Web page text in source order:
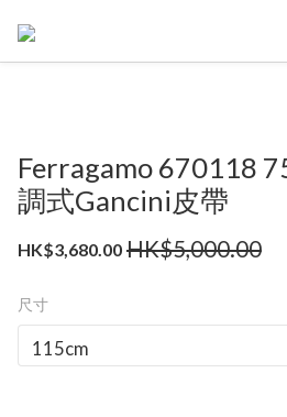
Ferragamo 670118
調式Gancini皮帶
HK$3,680.00 HK$5,000.00
尺寸